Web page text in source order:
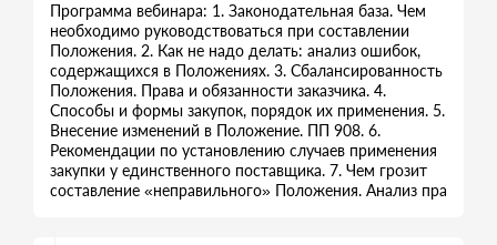
Программа вебинара: 1. Законодательная база. Чем
необходимо руководствоваться при составлении
Положения. 2. Как не надо делать: анализ ошибок,
содержащихся в Положениях. 3. Сбалансированность
Положения. Права и обязанности заказчика. 4.
Способы и формы закупок, порядок их применения. 5.
Внесение изменений в Положение. ПП 908. 6.
Рекомендации по установлению случаев применения
закупки у единственного поставщика. 7. Чем грозит
составление «неправильного» Положения. Анализ пра